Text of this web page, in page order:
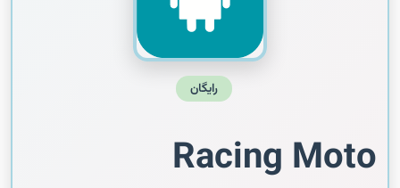
رایگان
Racing Moto